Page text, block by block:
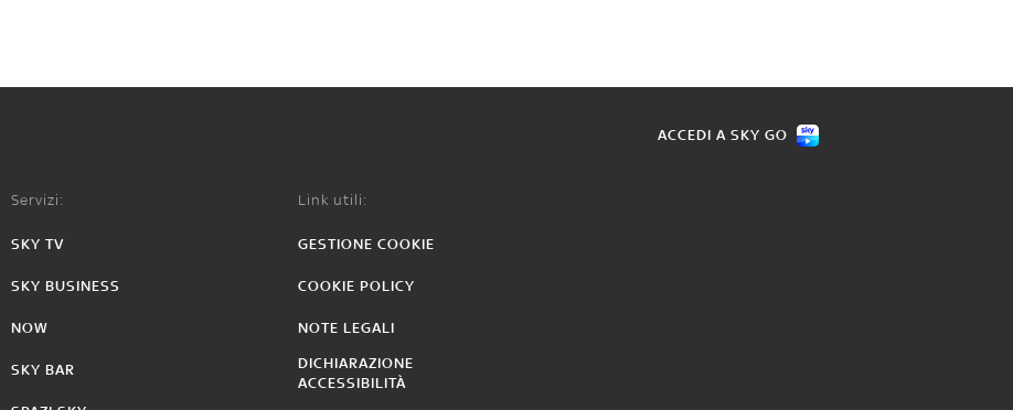
ACCEDI A SKY GO
Servizi:
SKY TV
SKY BUSINESS
NOW
SKY BAR
Link utili:
GESTIONE COOKIE
COOKIE POLICY
NOTE LEGALI
DICHIARAZIONE
ACCESSIBILITÀ